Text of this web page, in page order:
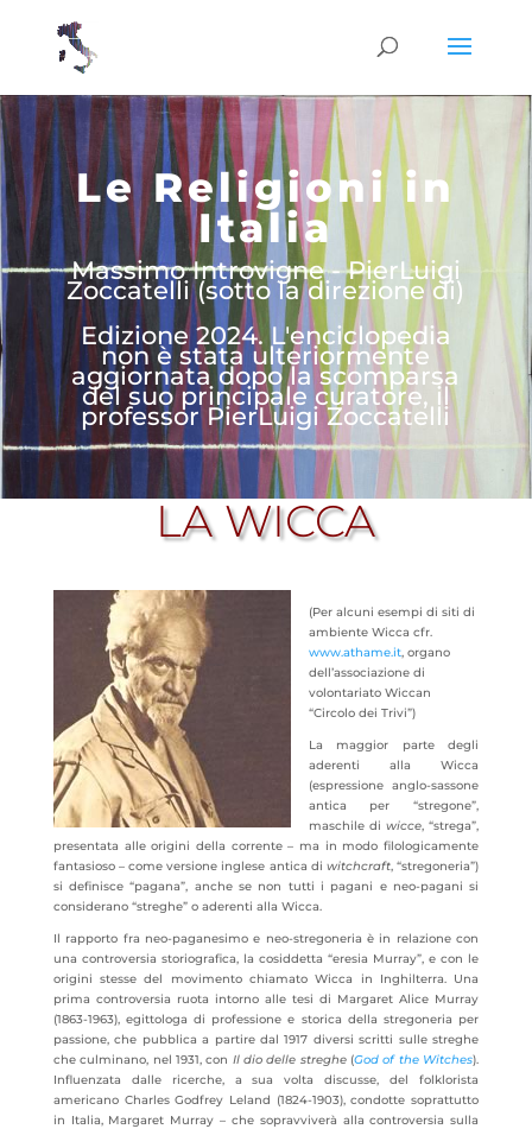
Le Religioni in
Italia
Massimo Introvigne - PierLuigi
Zoccatelli (sotto la direzione di)
Edizione 2024. L'enciclopedia
non è stata ulteriormente
aggiornata dopo la scomparsa
del suo principale curatore, il
professor PierLuigi Zoccatelli
LA WICCA
(Per alcuni esempi di siti di
ambiente Wicca cfr.
www.athame.it, organo
dell’associazione di
volontariato Wiccan
“Circolo dei Trivi”)
La maggior parte degli
aderenti alla Wicca
(espressione anglo-sassone
antica per “stregone”,
maschile diwicce, “strega”,
presentata alle origini della corrente – ma in modo filologicamente
fantasioso – come versione inglese antica diwitchcraft, “stregoneria”)
si definisce “pagana”, anche se non tutti i pagani e neo-pagani si
considerano “streghe” o aderenti alla Wicca.
Il rapporto fra neo-paganesimo e neo-stregoneria è in relazione con
una controversia storiografica, la cosiddetta “eresia Murray”, e con le
origini stesse del movimento chiamato Wicca in Inghilterra. Una
prima controversia ruota intorno alle tesi di Margaret Alice Murray
(1863-1963), egittologa di professione e storica della stregoneria per
passione, che pubblica a partire dal 1917 diversi scritti sulle streghe
che culminano, nel 1931, con Il dio delle streghe(God of the Witches).
Influenzata dalle ricerche, a sua volta discusse, del folklorista
americano Charles Godfrey Leland (1824-1903), condotte soprattutto
in Italia, Margaret Murray – che sopravviverà alla controversia sulla